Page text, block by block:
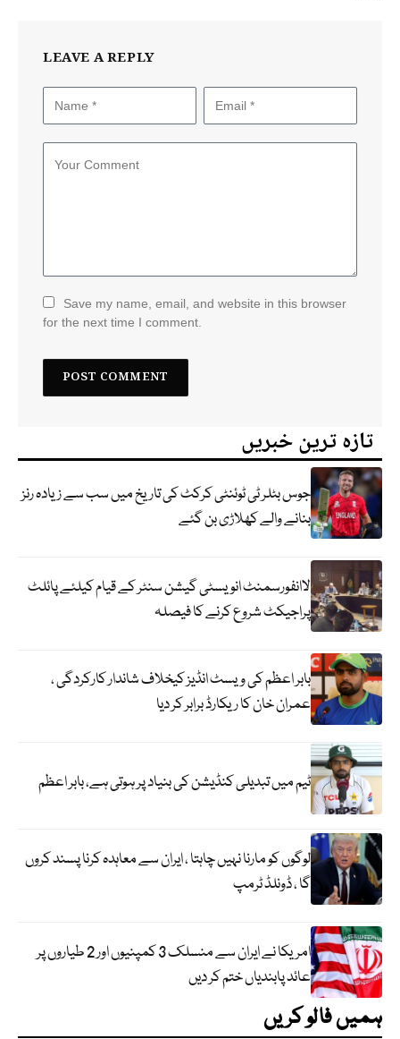
LEAVE A REPLY
Save my name, email, and website in this browser
for the next time I comment.
تازہ ترین خبریں
جوس بٹلر ٹی ٹوئنٹی کرکٹ کی تاریخ میں سب سے زیادہ رنز
بنانے والے کھلاڑی بن گئے
لاانفورسمنٹ انویسٹی گیشن سنٹر کے قیام کیلئے پائلٹ
پراجیکٹ شروع کرنے کا فیصلہ
بابر اعظم کی ویسٹ انڈیز کیخلاف شاندار کارکردگی ،
عمران خان کا ریکارڈ برابر کر دیا
ٹیم میں تبدیلی کنڈیشن کی بنیاد پر ہوتی ہے، بابر اعظم
لوگوں کو مارنا نہیں چاہتا ، ایران سے معاہدہ کرنا پسند کروں
گا ، ڈونلڈ ٹرمپ
امریکا نے ایران سے منسلک 3 کمپنیوں اور 2 طیاروں پر
عائد پابندیاں ختم کر دیں
ہمیں فالو کریں